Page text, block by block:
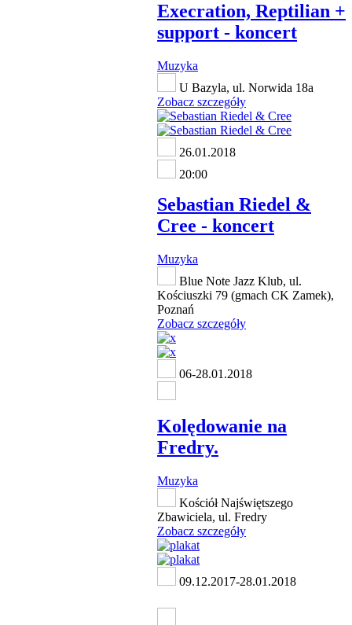
Execration, Reptilian +
support - koncert
Muzyka
U Bazyla, ul. Norwida 18a
Zobacz szczegóły
26.01.2018
20:00
Sebastian Riedel &
Cree - koncert
Muzyka
Blue Note Jazz Klub, ul.
Kościuszki 79 (gmach CK Zamek),
Poznań
Zobacz szczegóły
06-28.01.2018
Kolędowanie na
Fredry.
Muzyka
Kościół Najświętszego
Zbawiciela, ul. Fredry
Zobacz szczegóły
09.12.2017-28.01.2018